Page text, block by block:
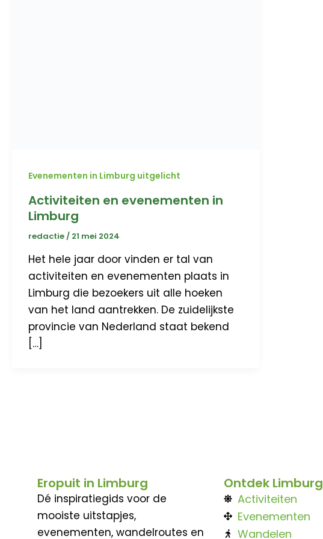
Evenementen in Limburg uitgelicht
Activiteiten en evenementen in
Limburg
redactie/ 21 mei 2024
Het hele jaar door vinden er tal van
activiteiten en evenementen plaats in
Limburg die bezoekers uit alle hoeken
van het land aantrekken. De zuidelijkste
provincie van Nederland staat bekend
[…]
Eropuit in Limburg
Dé inspiratiegids voor de
mooiste uitstapjes,
evenementen, wandelroutes en
Ontdek Limburg
Activiteiten
Evenementen
Wandelen